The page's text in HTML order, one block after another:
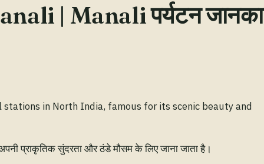
| Manali पर्यटन
in North India, famous for its scenic beauty and
प्राकृतिक सुंदरता और ठंडे मौसम के लिए जाना जाता है।